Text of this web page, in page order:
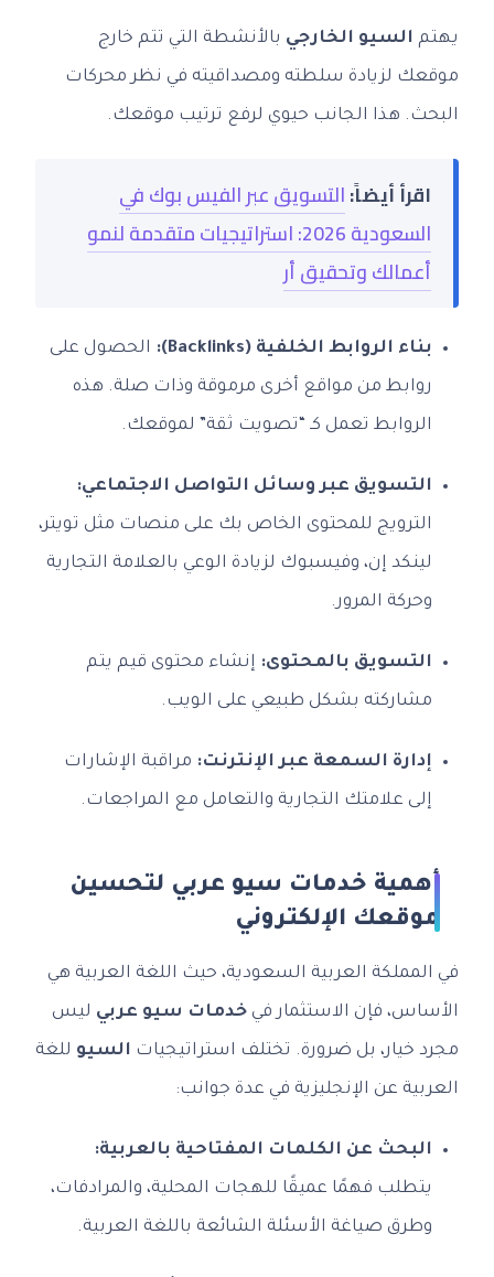
يهتم السيو الخارجي بالأنشطة التي تتم خارج
موقعك لزيادة سلطته ومصداقيته في نظر محركات
البحث. هذا الجانب حيوي لرفع ترتيب موقعك.
اقرأ أيضاً:التسويق عبر الفيس بوك في
السعودية 2026: استراتيجيات متقدمة لنمو
أعمالك وتحقيق أر
بناء الروابط الخلفية (Backlinks): الحصول على
روابط من مواقع أخرى مرموقة وذات صلة. هذه
الروابط تعمل كـ “تصويت ثقة” لموقعك.
التسويق عبر وسائل التواصل الاجتماعي:
الترويج للمحتوى الخاص بك على منصات مثل تويتر،
لينكد إن، وفيسبوك لزيادة الوعي بالعلامة التجارية
وحركة المرور.
التسويق بالمحتوى: إنشاء محتوى قيم يتم
مشاركته بشكل طبيعي على الويب.
إدارة السمعة عبر الإنترنت: مراقبة الإشارات
إلى علامتك التجارية والتعامل مع المراجعات.
أهمية خدمات سيو عربي لتحسين
موقعك الإلكتروني
في المملكة العربية السعودية، حيث اللغة العربية هي
الأساس، فإن الاستثمار في خدمات سيو عربي ليس
مجرد خيار، بل ضرورة. تختلف استراتيجيات السيو للغة
العربية عن الإنجليزية في عدة جوانب:
البحث عن الكلمات المفتاحية بالعربية:
يتطلب فهمًا عميقًا للهجات المحلية، والمرادفات،
وطرق صياغة الأسئلة الشائعة باللغة العربية.